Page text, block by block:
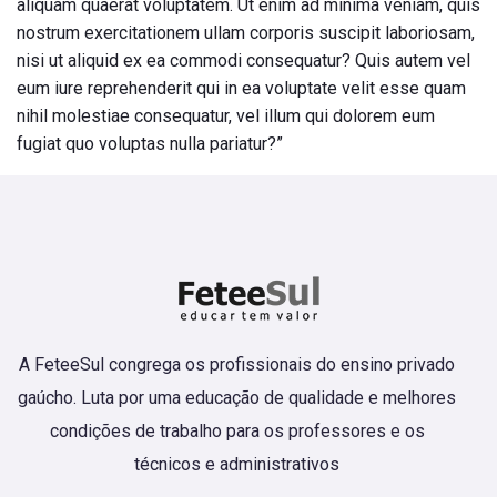
aliquam quaerat voluptatem. Ut enim ad minima veniam, quis
nostrum exercitationem ullam corporis suscipit laboriosam,
nisi ut aliquid ex ea commodi consequatur? Quis autem vel
eum iure reprehenderit qui in ea voluptate velit esse quam
nihil molestiae consequatur, vel illum qui dolorem eum
fugiat quo voluptas nulla pariatur?”
A FeteeSul congrega os profissionais do ensino privado
gaúcho. Luta por uma educação de qualidade e melhores
condições de trabalho para os professores e os
técnicos e administrativos